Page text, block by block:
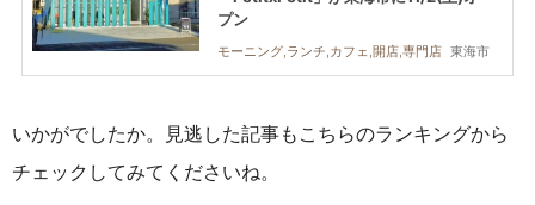
東海市
プン
モーニング,ランチ,カフェ,開店,専門店
いかがでしたか。見逃した記事もこちらのランキングから
チェックしてみてくださいね。